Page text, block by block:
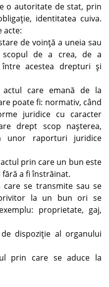
o autoritate de stat, prin
identitatea cuiva.
acte:
de voinţă a uneia sau
de a crea, de a
acestea drepturi şi
care emană de la
poate fi: normativ, când
juridice cu caracter
drept scop naşterea,
unor raporturi juridice
prin care un bun este
a fi înstrăinat.
se transmite sau se
la un bun ori se
proprietate, gaj,
dispoziţie al organului
prin care se aduce la